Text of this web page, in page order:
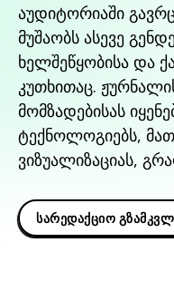
აუდიტორიაში
მუშაობს ასევე
ხელშეწყობისა და
კუთხითაც.
მომზადებისას
ტექნოლოგიებს,
ვიზუალიზაციას,
სარედაქციო